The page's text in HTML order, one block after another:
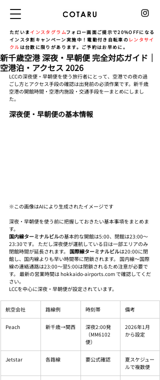
ただいま インスタグラムフォロー画面ご提示で20%OFFになる
インスタ割キャンペーン実施中！電動付き自転車の レンタサイ
クル は台数に限りがあります。ご予約はお早めに。
新千歳空港 深夜・早朝便 完全対応ガイド｜
空港泊・アクセス 2026
LCCの深夜便・早朝便を使う旅行者にとって、空港での夜の過
ごし方とアクセス手段の確認は出発前の必須作業です。新千歳
空港の開館時間・空港内施設・交通手段を一まとめにしまし
た。
深夜便・早朝便の基本情報
※この画像はAIにより生成されたイメージです
深夜・早朝便を使う前に把握しておきたい基本事項をまとめま
す。
国内線ターミナルビルの基本的な開館は5:00、閉館は23:00〜
23:30です。 ただし深夜便が運航している日は一部エリアのみ
閉館時間が延長されます。 国際線ターミナルビルは20:00に閉
館し、国内線よりも早い時間帯に閉鎖されます。 国内線〜国際
線の連絡通路は23:00〜翌5:00は閉鎖されるため注意が必要で
す。 最新の営業時間は hokkaido-airports.com で確認してくだ
さい。
LCCを中心に深夜・早朝便が設定されています。
航空会社 路線例 時刻帯 備考
Peach 新千歳→関西
深夜2:00発
（MM6102
便）
2026年1月
から設定
Jetstar 各路線 要公式確認
夏スケジュー
ルで複数便